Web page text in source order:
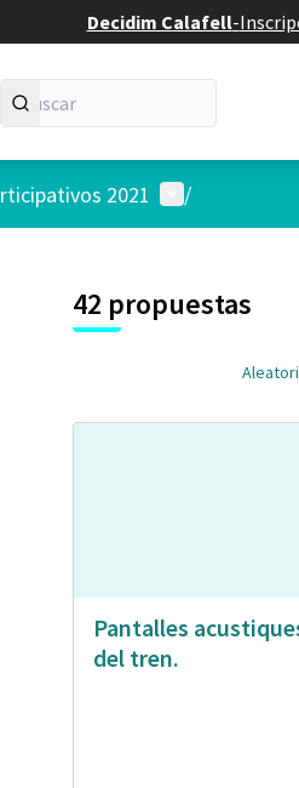
Decidim Calafell-
2021 Menú de usuario
/
42 propuestas
Pantalles
del tren.